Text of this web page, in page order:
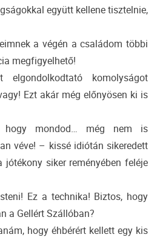
együtt kellene tisztelnie,
a végén a családom többi
megfigyelhető!
komolyságot
Ezt akár még előnyösen ki is
mondod… még nem is
véve! – kissé idiótán sikeredett
siker reményében feléje
Ez a technika! Biztos, hogy
a Gellért Szállóban?
hogy éhbérért kellett egy kis